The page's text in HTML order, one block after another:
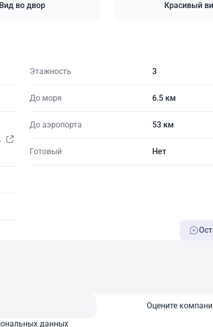
Вид во двор Красивый
Этажность 3
До моря 6.5 км
До аэропорта 53 км
Готовый Нет
Оцените
данных